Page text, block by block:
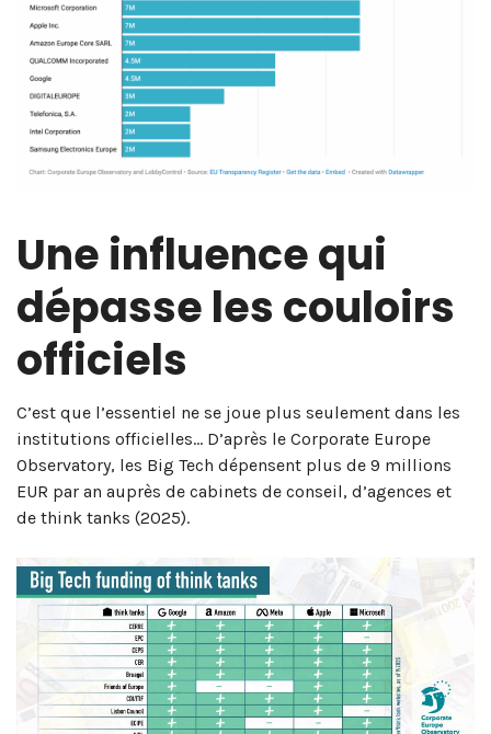
Une influence qui
dépasse les couloirs
officiels
C’est que l’essentiel ne se joue plus seulement dans les
institutions officielles… D’après le Corporate Europe
Observatory, les Big Tech dépensent plus de 9 millions
EUR par an auprès de cabinets de conseil, d’agences et
de think tanks (2025).